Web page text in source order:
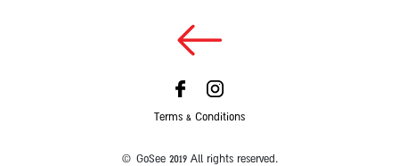
Terms & Conditions
© GoSee 2019 All rights reserved.